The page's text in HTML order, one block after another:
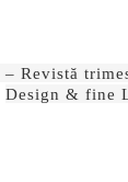
Revistă
Design & fine